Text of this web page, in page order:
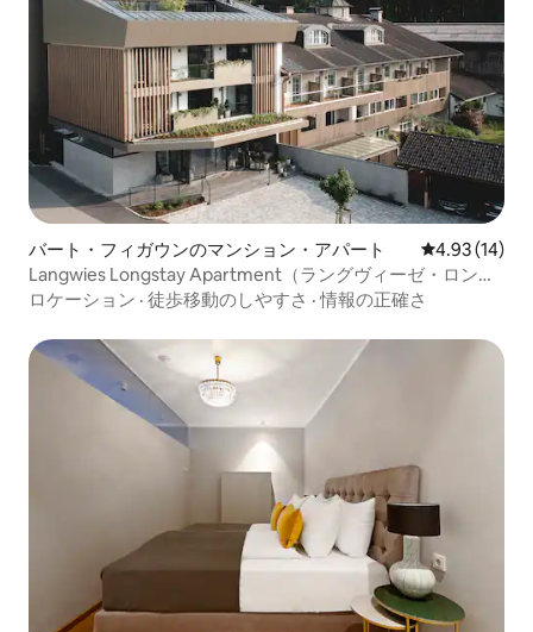
バート・フィガウンのマンション・アパート レビュー14
4.93 (14)
Langwies Longstay Apartment（ラングヴィーゼ・ロング
ステイ・アパートメント）
ロケーション · 徒歩移動のしやすさ ·情報の正確さ